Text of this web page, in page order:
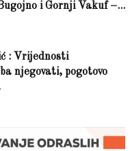
i Gornji Vakuf –...
: Vrijednosti
njegovati, pogotovo